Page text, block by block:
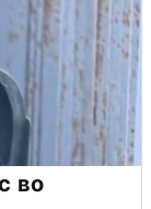
во